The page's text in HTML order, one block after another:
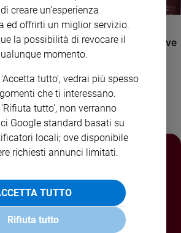
libero accesso, iniziative
creare un'esperienza
ed offrirti un miglior servizio.
la possibilità di revocare il
momento.
tutto', vedrai più spesso
che ti interessano.
tutto', non verranno
Google standard basati su
locali; ove disponibile
richiesti annunci limitati.
TUTTO
Rifiuta tutto